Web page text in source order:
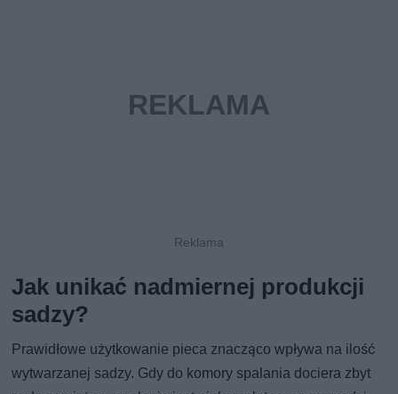
Jak unikać nadmiernej produkcji
sadzy?
Prawidłowe użytkowanie pieca znacząco wpływa na ilość
wytwarzanej sadzy. Gdy do komory spalania dociera zbyt